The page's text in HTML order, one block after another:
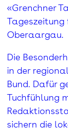
«Grenchner
Tageszeitung
Oberaargau.
Die
in der
Bund. Dafür
Tuchfühlung
sichern die